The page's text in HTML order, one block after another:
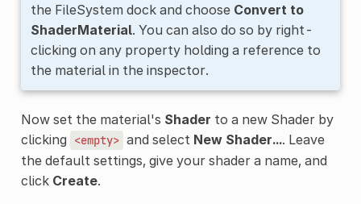
the FileSystem dock and choose Convert to
ShaderMaterial. You can also do so by right-
clicking on any property holding a reference to
the material in the inspector.
Now set the material's Shader to a new Shader by
clicking
<empty> and select New Shader.... Leave
the default settings, give your shader a name, and
click Create.